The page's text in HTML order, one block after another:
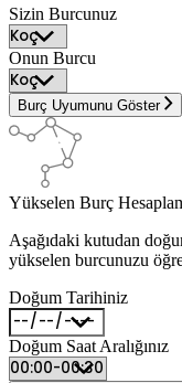
Sizin Burcunuz
Onun Burcu
Burç Uyumunu Göster
Yükselen Burç
Aşağıdaki kutudan
yükselen burcunuzu
Doğum Tarihiniz
Doğum Saat Aralığınız